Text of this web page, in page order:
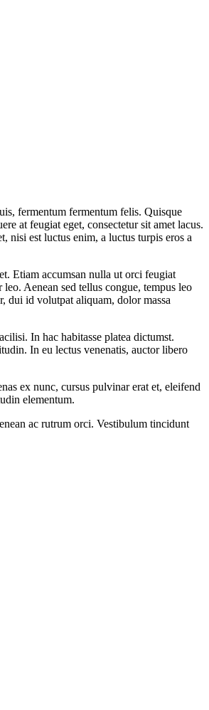
fermentum fermentum felis. Quisque
at feugiat eget, consectetur sit amet lacus.
nisi est luctus enim, a luctus turpis eros a
Etiam accumsan nulla ut orci feugiat
Aenean sed tellus congue, tempus leo
dui id volutpat aliquam, dolor massa
In hac habitasse platea dictumst.
In eu lectus venenatis, auctor libero
ex nunc, cursus pulvinar erat et, eleifend
elementum.
ac rutrum orci. Vestibulum tincidunt